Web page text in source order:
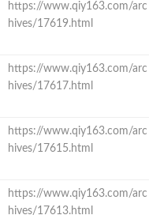
https://www.qiy163.com/arc
hives/17619.html
https://www.qiy163.com/arc
hives/17617.html
https://www.qiy163.com/arc
hives/17615.html
https://www.qiy163.com/arc
hives/17613.html